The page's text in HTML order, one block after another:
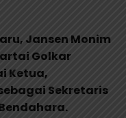
Jansen Monim
Golkar
Ketua,
Sekretaris